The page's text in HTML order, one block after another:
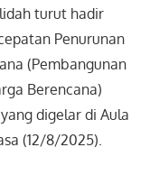
turut hadir
Penurunan
(Pembangunan
Berencana)
digelar di Aula
(12/8/2025).